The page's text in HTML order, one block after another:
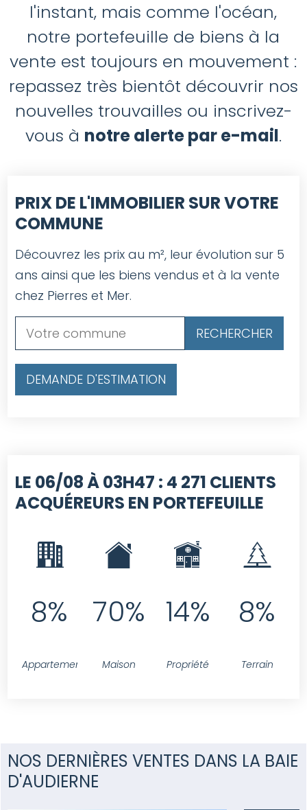
l'instant, mais comme l'océan,
notre portefeuille de biens à la
vente est toujours en mouvement :
repassez très bientôt découvrir nos
nouvelles trouvailles ou inscrivez-
vous à notre alerte par e-mail.
PRIX DE L'IMMOBILIER SUR VOTRE
COMMUNE
Découvrez les prix au m², leur évolution sur 5
ans ainsi que les biens vendus et à la vente
chez Pierres et Mer.
DEMANDE D'ESTIMATION
LE 06/08 À 03H47 : 4 271 CLIENTS
ACQUÉREURS EN PORTEFEUILLE
8%
Appartement
70%
Maison
14%
Propriété
8%
Terrain
NOS DERNIÈRES VENTES DANS LA BAIE
D'AUDIERNE